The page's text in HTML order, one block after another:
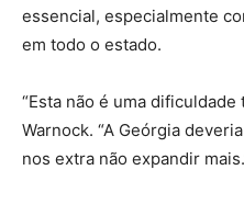
essencial, especialmente
em todo o estado.
“Esta não é uma
Warnock. “A Geórgia
nos extra não expandir